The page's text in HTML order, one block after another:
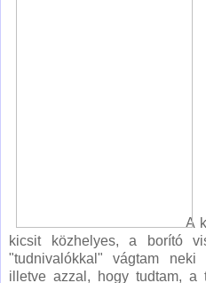
A
kicsit közhelyes, a borító
"tudnivalókkal" vágtam neki
illetve azzal, hogy tudtam, a